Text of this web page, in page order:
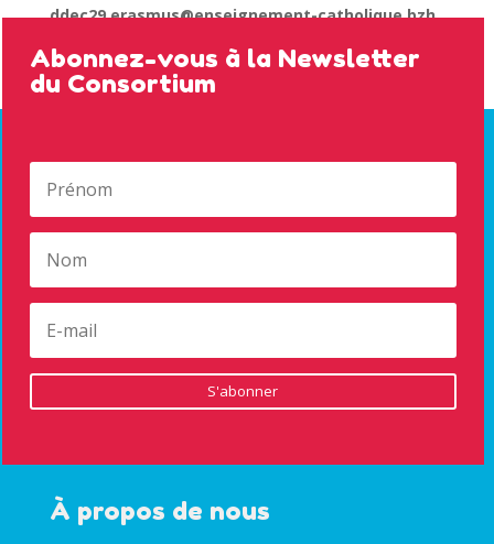
ddec29.erasmus@enseignement-catholique.bzh
Abonnez-vous à la Newsletter
du Consortium
S'abonner
À propos de nous